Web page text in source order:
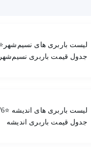
جدول قیمت باربری نسیم‌شهر
جدول قیمت باربری اندیشه